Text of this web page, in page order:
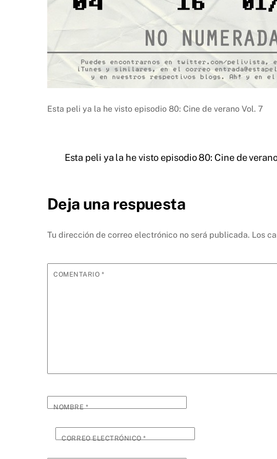
Esta peli ya la he visto episodio 80: Cine de verano Vol. 7
Esta peli ya la he visto episodio 80: Cine de
Deja una respuesta
Tu dirección de correo electrónico no será publicada. Los
COMENTARIO *
NOMBRE*
CORREO ELECTRÓNICO*